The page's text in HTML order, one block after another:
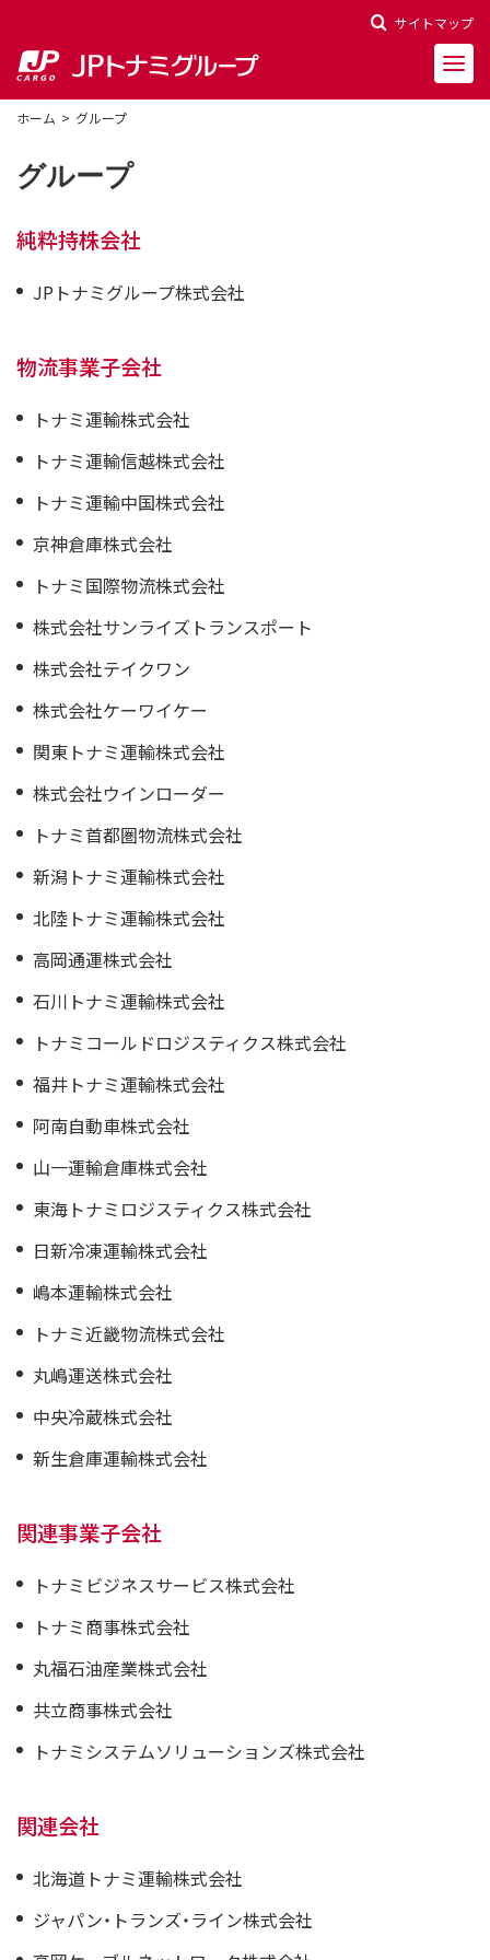
サイトマップ
ホーム グループ
グループ
純粋持株会社
JPトナミグループ株式会社
物流事業子会社
トナミ運輸株式会社
トナミ運輸信越株式会社
トナミ運輸中国株式会社
京神倉庫株式会社
トナミ国際物流株式会社
株式会社サンライズトランスポート
株式会社テイクワン
株式会社ケーワイケー
関東トナミ運輸株式会社
株式会社ウインローダー
トナミ首都圏物流株式会社
新潟トナミ運輸株式会社
北陸トナミ運輸株式会社
高岡通運株式会社
石川トナミ運輸株式会社
トナミコールドロジスティクス株式会社
福井トナミ運輸株式会社
阿南自動車株式会社
山一運輸倉庫株式会社
東海トナミロジスティクス株式会社
日新冷凍運輸株式会社
嶋本運輸株式会社
トナミ近畿物流株式会社
丸嶋運送株式会社
中央冷蔵株式会社
新生倉庫運輸株式会社
関連事業子会社
トナミビジネスサービス株式会社
トナミ商事株式会社
丸福石油産業株式会社
共立商事株式会社
トナミシステムソリューションズ株式会社
関連会社
北海道トナミ運輸株式会社
ジャパン・トランズ・ライン株式会社